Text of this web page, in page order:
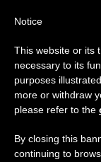
Justicia
mujeres
Aviso
Del 27 de
anual,
se generan
Notice
This website or its
necessary to its
purposes
more or withdraw
please refer to the
By closing this
continuing to